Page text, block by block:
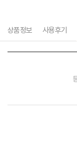
상품정보 사용후기